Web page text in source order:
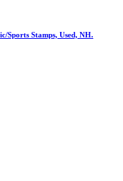
Sports Stamps, Used, NH.